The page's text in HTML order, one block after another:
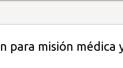
para misión médica